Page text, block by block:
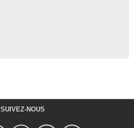
SUIVEZ-NOUS